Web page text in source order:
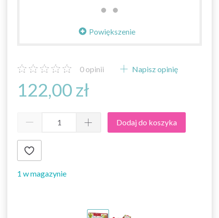
Powiększenie
0 opinii Napisz opinię
122,00 zł
Dodaj do koszyka
1 w magazynie